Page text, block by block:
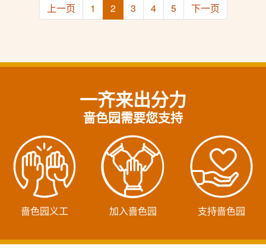
上一页 1 2 3 4 5 下一页
一齐来出分力
啬色园需要您支持
啬色园义工 加入啬色园 支持啬色园